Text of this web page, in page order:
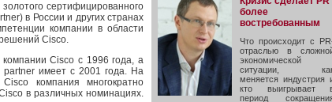
сертифицированного
в России и других странах
компании в области
Cisco.
Cisco c 1996 года, а
partner имеет с 2001 года. На
компания многократно
в различных номинациях.
более
востребованным
Что происходит с
отраслью в
экономической
ситуации,
меняется индустрия
кто выигрывает
период